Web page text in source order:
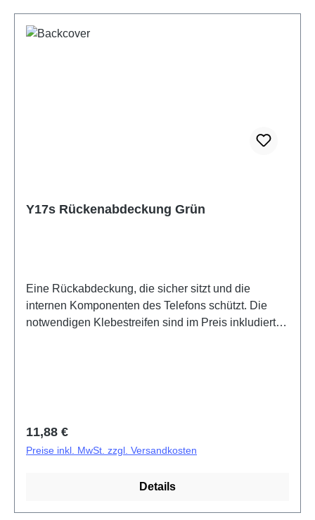
Y17s Rückenabdeckung Grün
Eine Rückabdeckung, die sicher sitzt und die
internen Komponenten des Telefons schützt. Die
notwendigen Klebestreifen sind im Preis inkludiert
Regulärer Preis:
11,88 €
Preise inkl. MwSt. zzgl. Versandkosten
Details